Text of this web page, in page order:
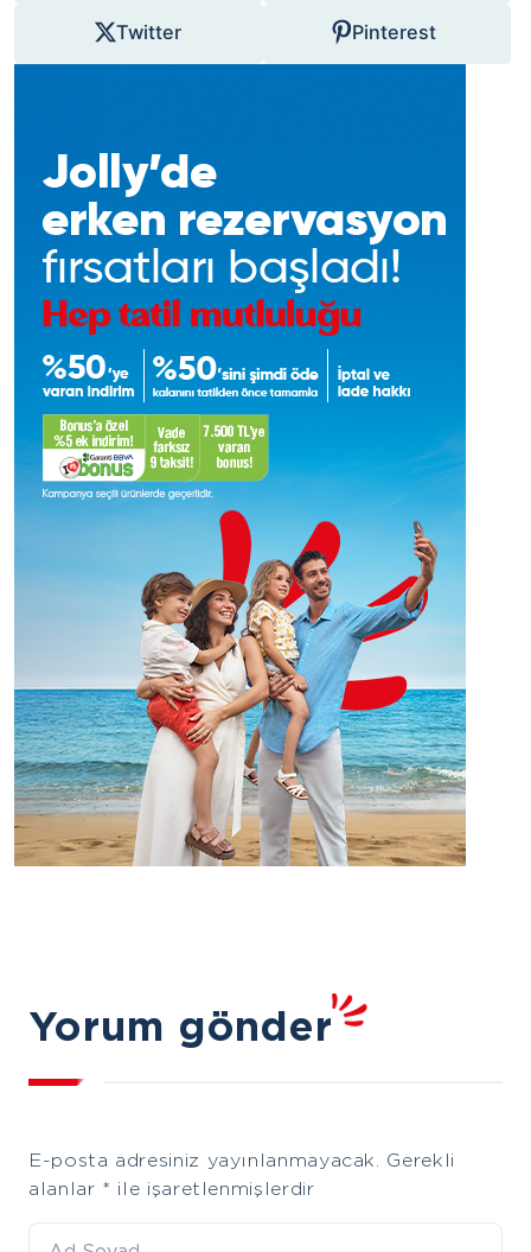
Twitter Pinterest
Yorum gönder
E-posta adresiniz yayınlanmayacak. Gerekli
alanlar * ile işaretlenmişlerdir